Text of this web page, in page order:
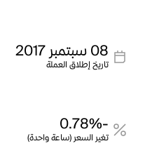
08 سبتمبر 2017
تاريخ إطلاق العملة
-0.78%
تغير السعر (ساعة واحدة)